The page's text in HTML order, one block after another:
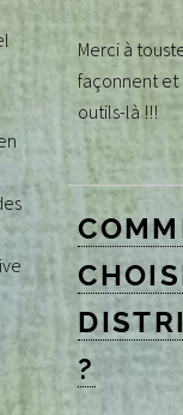
Merci à
façonnent et
outils-là !!!
?